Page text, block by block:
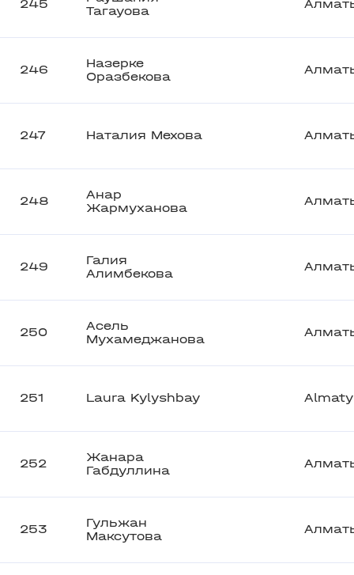
245
Тагауова
246
Назерке
Оразбекова
247 Наталия Мехова
248
Анар
Жармуханова
249
Галия
Алимбекова
250
Асель
Мухамеджанова
251 Laura Kylyshbay Almaty
252
Жанара
Габдуллина
253
Гульжан
Максутова